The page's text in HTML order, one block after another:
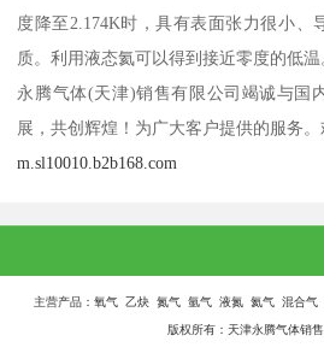
度降至2.174K时，具有表面张力很小、
质。利用液态氦可以得到接近零度的低温
永腾气体(天津)销售有限公司竭诚与国
展，共创辉煌！为广大客户提供的服务。
m.sl10010.b2b168.com
主营产品：氧气 乙炔 氮气 氩气 液氮 氦气 混合
版权所有：天津永腾气体销